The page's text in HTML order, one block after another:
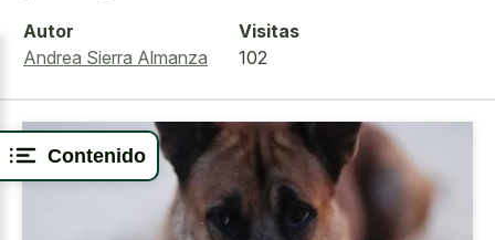
Contenido
Autor
Andrea Sierra Almanza
Visitas
102